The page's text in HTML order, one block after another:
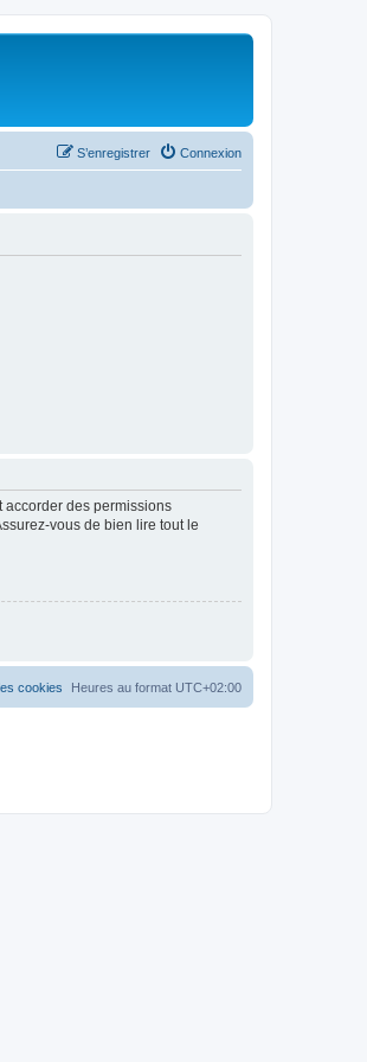
Connexion
S’enregistrer
accorder des permissions
vous de bien lire tout le
Heures au format UTC+02:00
cookies